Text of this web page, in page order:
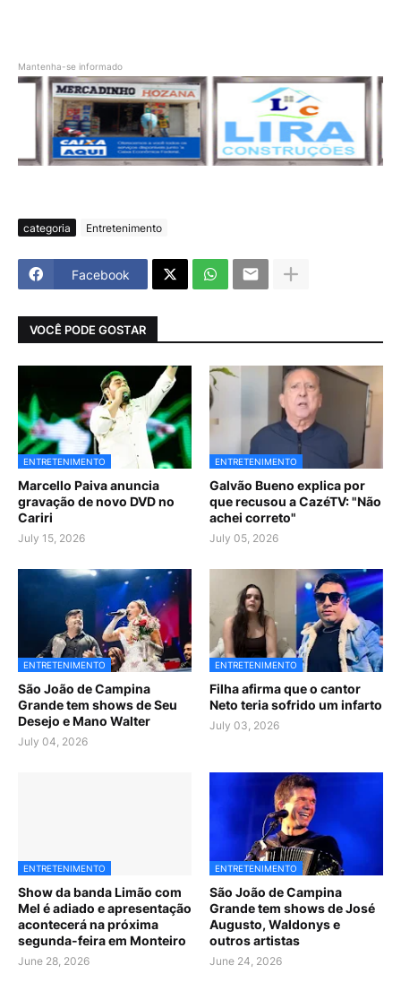
Mantenha-se informado
categoria Entretenimento
Facebook
VOCÊ PODE GOSTAR
ENTRETENIMENTO
Marcello Paiva anuncia
gravação de novo DVD no
Cariri
July 15, 2026
ENTRETENIMENTO
Galvão Bueno explica por
que recusou a CazéTV: "Não
achei correto"
July 05, 2026
ENTRETENIMENTO
São João de Campina
Grande tem shows de Seu
Desejo e Mano Walter
July 04, 2026
ENTRETENIMENTO
Filha afirma que o cantor
Neto teria sofrido um infarto
July 03, 2026
ENTRETENIMENTO
Show da banda Limão com
Mel é adiado e apresentação
acontecerá na próxima
segunda-feira em Monteiro
June 28, 2026
ENTRETENIMENTO
São João de Campina
Grande tem shows de José
Augusto, Waldonys e
outros artistas
June 24, 2026